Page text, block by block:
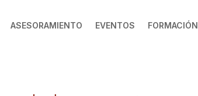
ASESORAMIENTO EVENTOS FORMACIÓN